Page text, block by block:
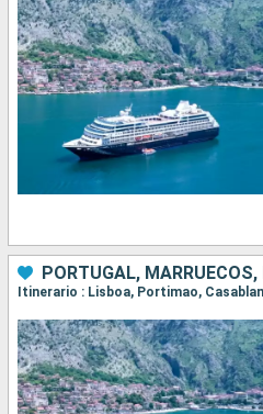
PORTUGAL,